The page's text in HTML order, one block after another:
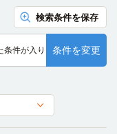
検索条件を保存
件が入ります/指定した条…
条件を変更